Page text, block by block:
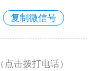
复制微信号
（点击拨打电话）